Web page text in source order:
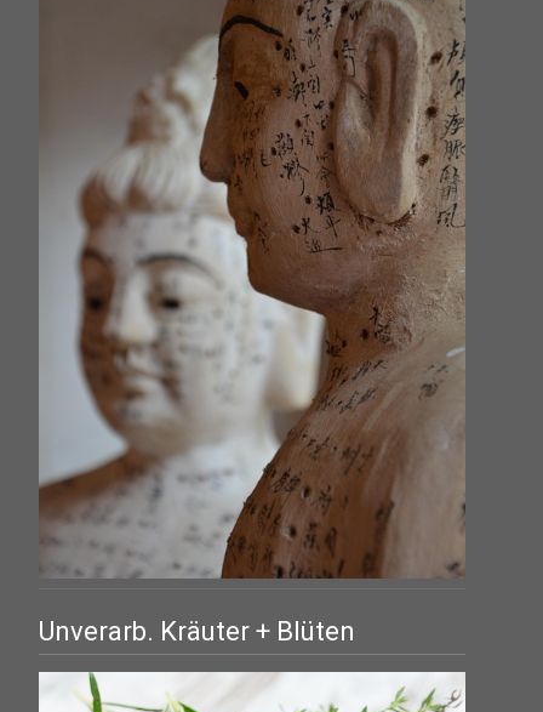
Unverarb. Kräuter + Blüten